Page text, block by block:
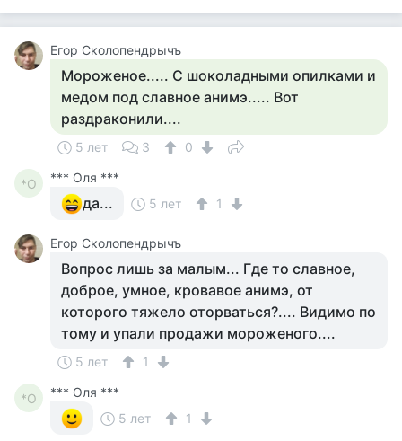
Егор Сколопендрычъ
Мороженое..... С шоколадными опилками и
медом под славное анимэ..... Вот
раздраконили....
5 лет 3 0
*О *** Оля ***
да... 5 лет 1
Егор Сколопендрычъ
Вопрос лишь за малым... Где то славное,
доброе, умное, кровавое анимэ, от
которого тяжело оторваться?.... Видимо по
тому и упали продажи мороженого....
5 лет 1
*О
*** Оля ***
5 лет
1